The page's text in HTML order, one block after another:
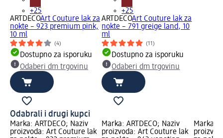
+25
ARTDECOArt Couture lak za
nokte – 923 premium pink,
10 ml
(4)
Dostupno za isporuku
Odaberi dm trgovinu
+25
ARTDECOArt Couture lak za
nokte – 791 greige land, 10
ml
(11)
Dostupno za isporuku
Odaberi dm trgovinu
Odabrali i drugi kupci
Marka: ARTDECO; Naziv
proizvoda: Art Couture lak
Marka: ARTDECO; Naziv
proizvoda: Art Couture lak
Marka: